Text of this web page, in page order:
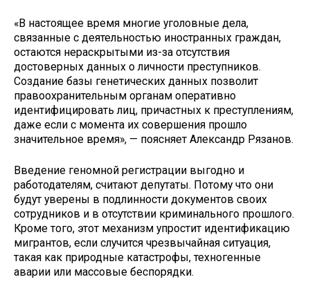
«В настоящее время многие уголовные дела,
связанные с деятельностью иностранных граждан,
остаются нераскрытыми из-за отсутствия
достоверных данных о личности преступников.
Создание базы генетических данных позволит
правоохранительным органам оперативно
идентифицировать лиц, причастных к преступлениям,
даже если с момента их совершения прошло
значительное время», — поясняет Александр Рязанов.
Введение геномной регистрации выгодно и
работодателям, считают депутаты. Потому что они
будут уверены в подлинности документов своих
сотрудников и в отсутствии криминального прошлого.
Кроме того, этот механизм упростит идентификацию
мигрантов, если случится чрезвычайная ситуация,
такая как природные катастрофы, техногенные
аварии или массовые беспорядки.